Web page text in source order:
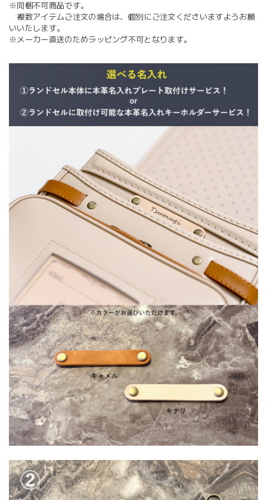
※同梱不可商品です。
複数アイテムご注文の場合は、個別にご注文くださいますようお願
いいたします。
※メーカー直送のためラッピング不可となります。